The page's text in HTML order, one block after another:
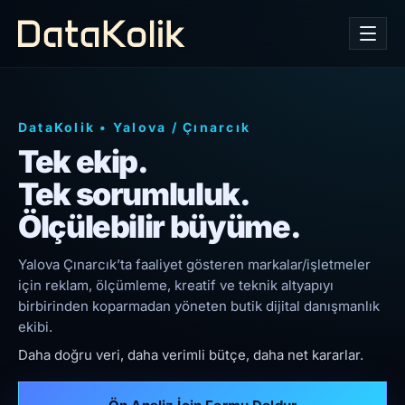
DataKolik • Yalova /Çınarcık
Tek ekip.
Tek sorumluluk.
Ölçülebilir büyüme.
Yalova Çınarcık’ta faaliyet gösteren markalar/işletmeler
için reklam, ölçümleme, kreatif ve teknik altyapıyı
birbirinden koparmadan yöneten butik dijital danışmanlık
ekibi.
Daha doğru veri, daha verimli bütçe, daha net kararlar.